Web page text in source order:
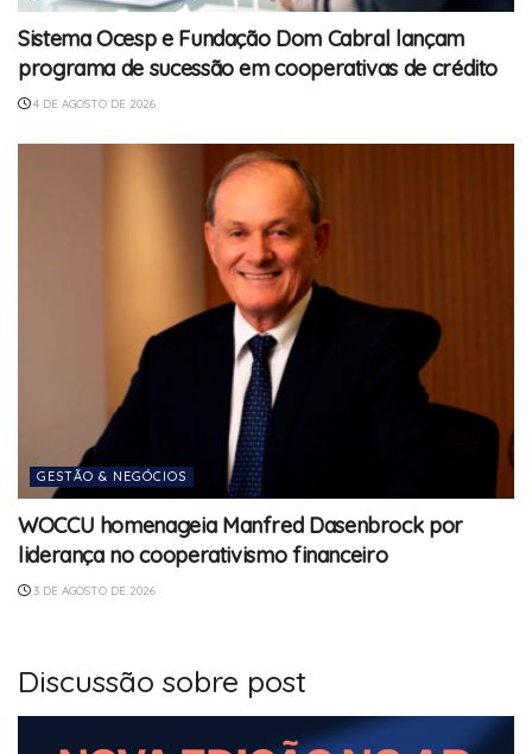
Sistema Ocesp e Fundação Dom Cabral lançam
programa de sucessão em cooperativas de crédito
4 DE AGOSTO DE 2026
GESTÃO & NEGÓCIOS
WOCCU homenageia Manfred Dasenbrock por
liderança no cooperativismo financeiro
3 DE AGOSTO DE 2026
Discussão sobre post